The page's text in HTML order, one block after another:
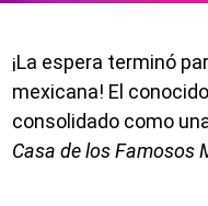
¡La espera terminó
mexicana! El
consolidado como
Casa de los Famosos